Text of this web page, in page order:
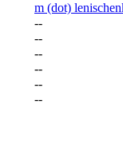
m (dot)
--
--
--
--
--
--